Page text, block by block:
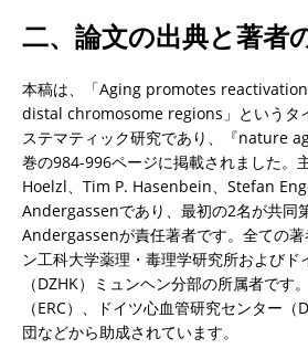
二、論文の出典と著者
本稿は、「Aging promotes
distal chromosome regions」というタ
ステマティック研究であり、『nature
巻の984-996ページに掲載されました。
Hoelzl、Tim P. Hasenbein、Stefan
Andergassenであり、最初の2名が共同
Andergassenが責任著者です。全ての
ン工科大学薬理・毒理学研究所およびド
（DZHK）ミュンヘン分部の所属者です
（ERC）、ドイツ心血管研究センター
団などから助成されています。